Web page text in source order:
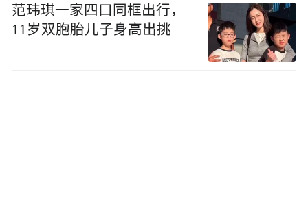
范玮琪一家四口同框出行，
11岁双胞胎儿子身高出挑